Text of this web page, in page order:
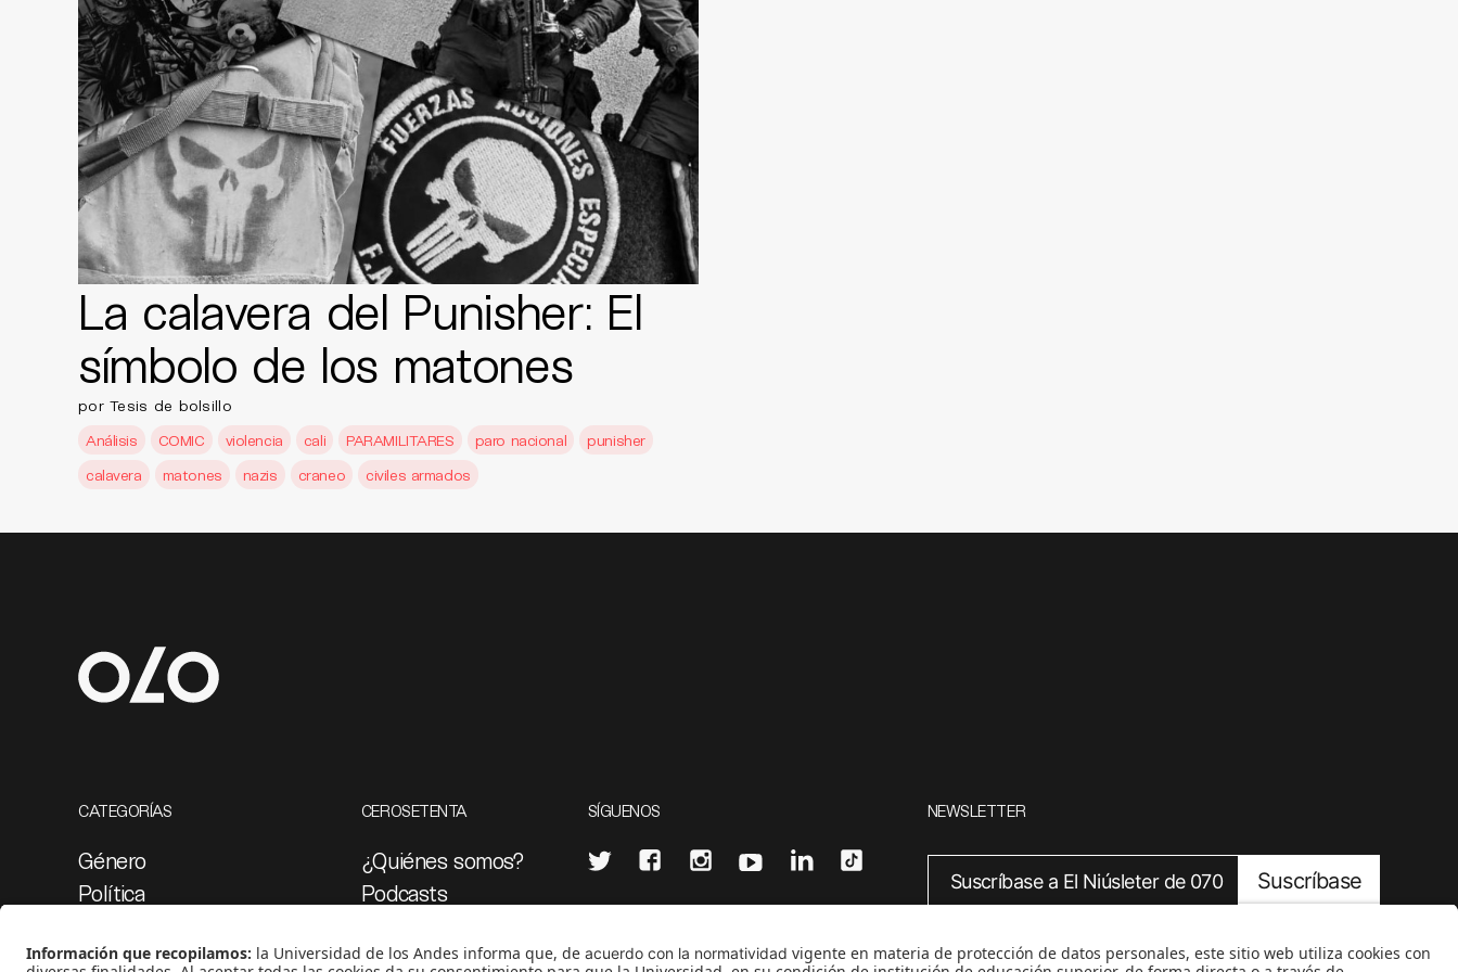
La calavera del Punisher: El
símbolo de los matones
por Tesis de bolsillo
Análisis
COMIC violencia cali PARAMILITARES paro nacional
punisher
calavera
matones nazis craneo civiles armados
CATEGORÍAS
Género
Política
Medio ambiente
CEROSETENTA
¿Quiénes somos?
Podcasts
Proyectos 070
SÍGUENOS NEWSLETTER
Suscríbase